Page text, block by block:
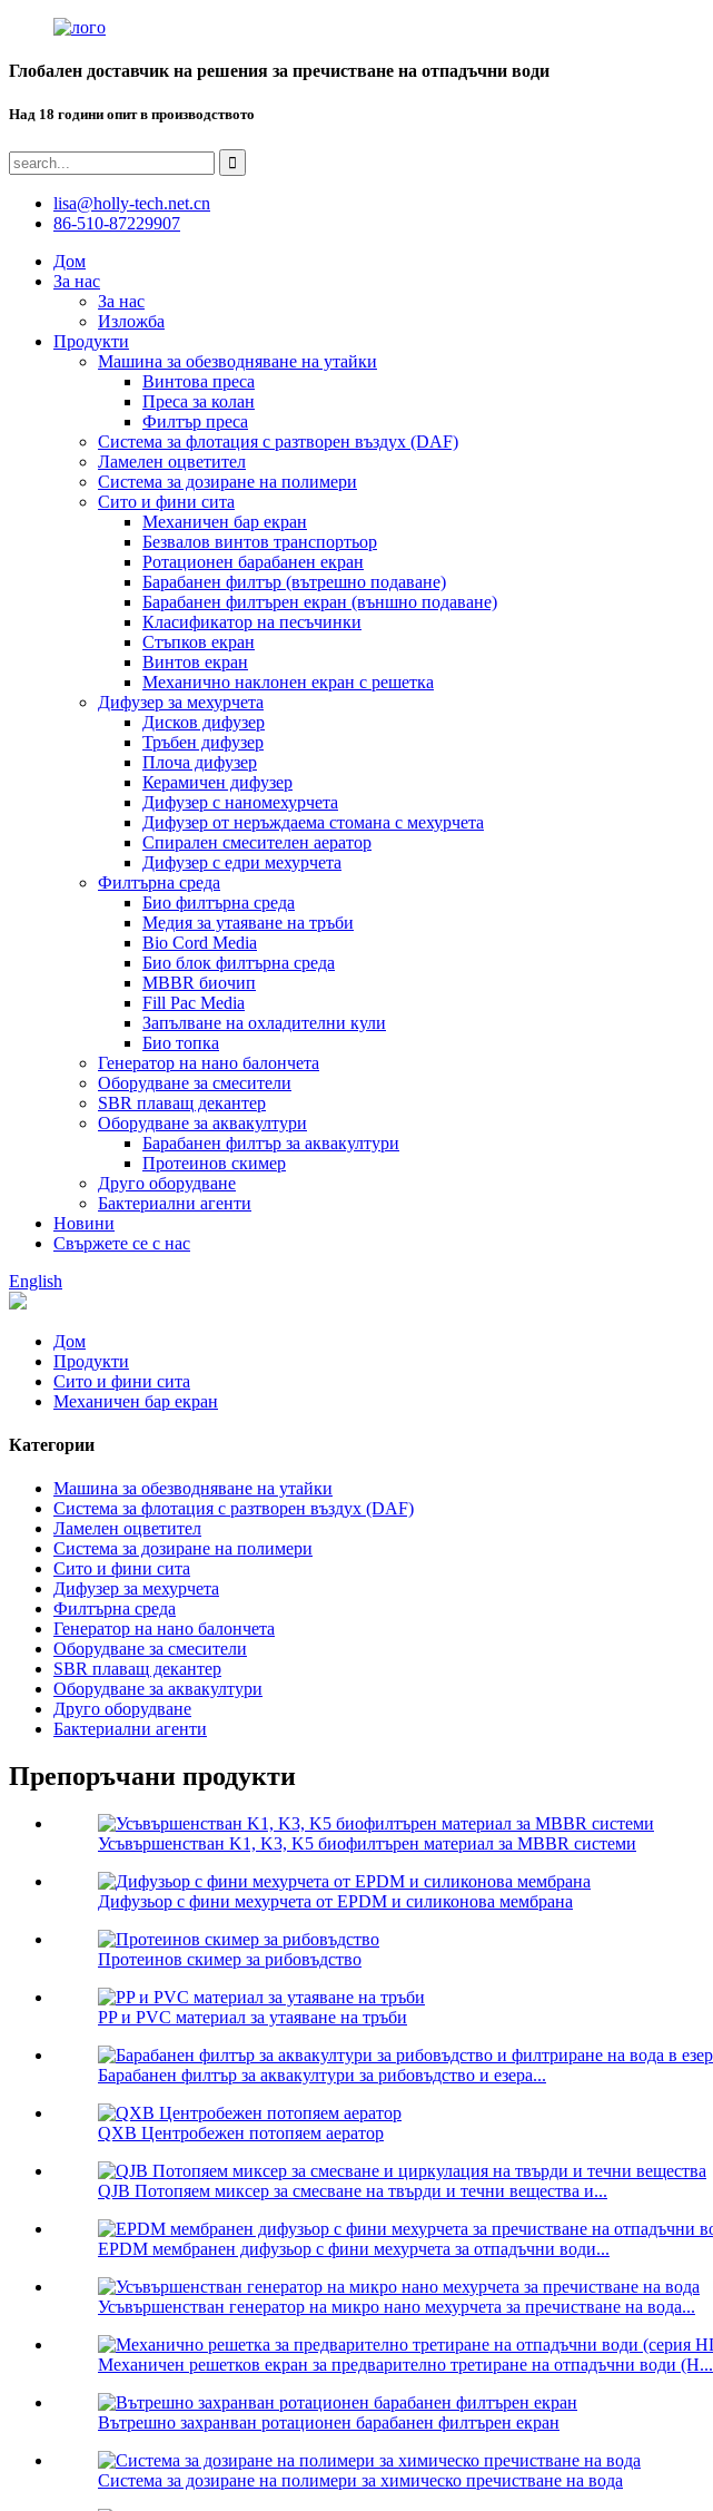
Глобален доставчик на решения за пречистване на отпадъчни води
Над 18 години опит в производството
lisa@holly-tech.net.cn
86-510-87229907
Дом
За нас
За нас
Изложба
Продукти
Машина за обезводняване на утайки
Винтова преса
Преса за колан
Филтър преса
Система за флотация с разтворен въздух (DAF)
Ламелен оцветител
Система за дозиране на полимери
Сито и фини сита
Механичен бар екран
Безвалов винтов транспортьор
Ротационен барабанен екран
Барабанен филтър (вътрешно подаване)
Барабанен филтърен екран (външно подаване)
Класификатор на песъчинки
Стъпков екран
Винтов екран
Механично наклонен екран с решетка
Дифузер за мехурчета
Дисков дифузер
Тръбен дифузер
Плоча дифузер
Керамичен дифузер
Дифузер с наномехурчета
Дифузер от неръждаема стомана с мехурчета
Спирален смесителен аератор
Дифузер с едри мехурчета
Филтърна среда
Био филтърна среда
Медия за утаяване на тръби
Bio Cord Media
Био блок филтърна среда
MBBR биочип
Fill Pac Media
Запълване на охладителни кули
Био топка
Генератор на нано балончета
Оборудване за смесители
SBR плаващ декантер
Оборудване за аквакултури
Барабанен филтър за аквакултури
Протеинов скимер
Друго оборудване
Бактериални агенти
Новини
Свържете се с нас
English
Дом
Продукти
Сито и фини сита
Механичен бар екран
Категории
Машина за обезводняване на утайки
Система за флотация с разтворен въздух (DAF)
Ламелен оцветител
Система за дозиране на полимери
Сито и фини сита
Дифузер за мехурчета
Филтърна среда
Генератор на нано балончета
Оборудване за смесители
SBR плаващ декантер
Оборудване за аквакултури
Друго оборудване
Бактериални агенти
Препоръчани продукти
Усъвършенстван K1, K3, K5 биофилтърен материал за MBBR системи
Дифузьор с фини мехурчета от EPDM и силиконова мембрана
Протеинов скимер за рибовъдство
PP и PVC материал за утаяване на тръби
Барабанен филтър за аквакултури за рибовъдство и езера...
QXB Центробежен потопяем аератор
QJB Потопяем миксер за смесване на твърди и течни вещества и...
EPDM мембранен дифузьор с фини мехурчета за отпадъчни води...
Усъвършенстван генератор на микро нано мехурчета за пречистване на вода...
Механичен решетков екран за предварително третиране на отпадъчни води (H...
Вътрешно захранван ротационен барабанен филтърен екран
Система за дозиране на полимери за химическо пречистване на вода